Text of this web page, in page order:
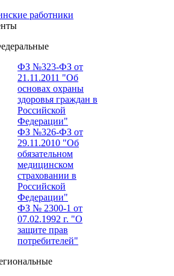
работники
ФЗ №323-ФЗ от
21.11.2011 "Об
основах охраны
здоровья граждан в
Российской
Федерации"
ФЗ №326-ФЗ от
29.11.2010 "Об
обязательном
медицинском
страховании в
Российской
Федерации"
ФЗ № 2300-1 от
07.02.1992 г. "О
защите прав
потребителей"